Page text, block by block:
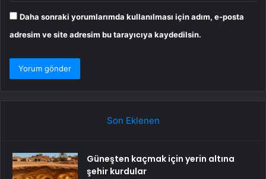
Daha sonraki yorumlarımda kullanılması için adım, e-posta
adresim ve site adresim bu tarayıcıya kaydedilsin.
Son Eklenen
Güneşten kaçmak için yerin altına
şehir kurdular